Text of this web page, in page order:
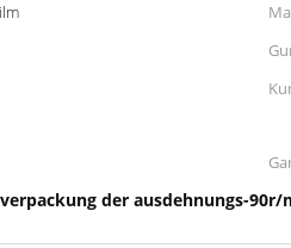
der ausdehnungs-90r/